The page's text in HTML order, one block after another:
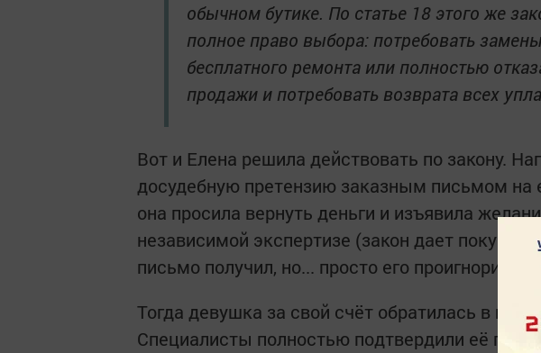
обычном бутике. По статье 18 этого же
полное право выбора: потребовать
бесплатного ремонта или полностью
продажи и потребовать возврата всех
Вот и Елена решила действовать по закону.
досудебную претензию заказным письмом на
она просила вернуть деньги и изъявила
независимой экспертизе (закон дает
письмо получил, но... просто его
Тогда девушка за свой счёт обратилась в
Специалисты полностью подтвердили её